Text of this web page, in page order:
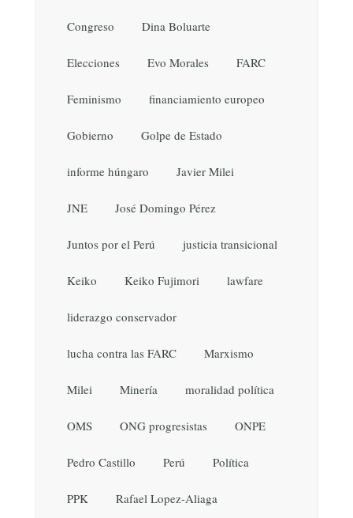
Congreso Dina Boluarte
Elecciones Evo Morales FARC
Feminismo financiamiento europeo
Gobierno Golpe de Estado
informe húngaro Javier Milei
JNE José Domingo Pérez
Juntos por el Perú justicia transicional
Keiko Keiko Fujimori lawfare
liderazgo conservador
lucha contra las FARC Marxismo
Milei Minería moralidad política
OMS ONG progresistas ONPE
Pedro Castillo Perú Política
PPK Rafael Lopez-Aliaga